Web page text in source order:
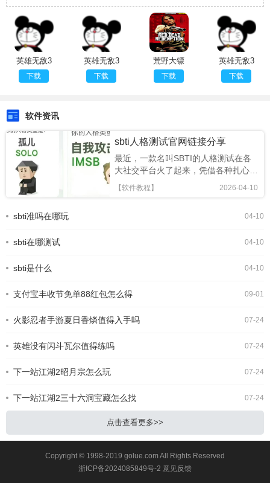
英雄无敌3
深渊号角修
改器
下载
英雄无敌3
深渊号角修
改兵种
下载
荒野大镖
客：救赎重
制版100%
下载
英雄无敌3
深渊号角地
图编辑器
下载
软件资讯
sbti人格测试官网链接分享
最近，一款名叫SBTI的人格测试在各
大社交平台火了起来，凭借各种扎心又
搞笑的精神状态标签，迅速成为年轻人
的新型社交暗号。很多人跟风玩梗，却
么。今天就为大家整理出 SBTI 在线测
松一键测出你的专属人格。SBTI人格
2026-04-10
【软件教程】
04-10
sbti准吗在哪玩
04-10
sbti在哪测试
04-10
sbti是什么
09-01
支付宝丰收节免单88红包怎么得
07-24
火影忍者手游夏日香燐值得入手吗
07-24
英雄没有闪斗瓦尔值得练吗
07-24
下一站江湖2昭月宗怎么玩
07-24
下一站江湖2三十六洞宝藏怎么找
点击查看更多>>
Copyright © 1998-2019 golue.com All Rights Reserved
浙ICP备2024085849号-2 意见反馈